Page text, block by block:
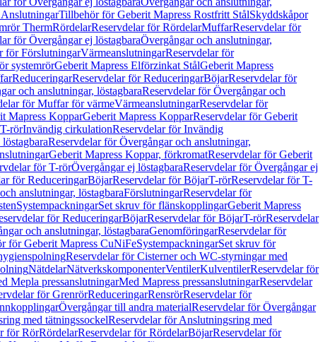
Tillbehör för Geberit Mapress Rostfritt StålSkyddskåpor
ThermRördelarReservdelar för RördelarMuffarReservdelar för
för Övergångar ej löstagbaraÖvergångar och anslutningar,
för FörslutningarVärmeanslutningarReservdelar för
systemrörGeberit Mapress Elförzinkat StålGeberit Mapress
ReduceringarReservdelar för ReduceringarBöjarReservdelar för
och anslutningar, löstagbaraReservdelar för Övergångar och
för Muffar för värmeVärmeanslutningarReservdelar för
Mapress KopparGeberit Mapress KopparReservdelar för Geberit
rörInvändig cirkulationReservdelar för Invändig
Reservdelar för Övergångar och anslutningar,
Geberit Mapress Koppar, förkromatReservdelar för Geberit
för T-rörÖvergångar ej löstagbaraReservdelar för Övergångar ej
för ReduceringarBöjarReservdelar för BöjarT-rörReservdelar för T-
anslutningar, löstagbaraFörslutningarReservdelar för
SystempackningarSet skruv för flänskopplingarGeberit Mapress
för ReduceringarBöjarReservdelar för BöjarT-rörReservdelar
och anslutningar, löstagbaraGenomföringarReservdelar för
för Geberit Mapress CuNiFeSystempackningarSet skruv för
Reservdelar för Cisterner och WC-styrningar med
NätdelarNätverkskomponenterVentilerKulventilerReservdelar för
Mepla pressanslutningarMed Mapress pressanslutningarReservdelar
för GrenrörReduceringarRensrörReservdelar för
Övergångar till andra materialReservdelar för Övergångar
med tätningssockelReservdelar för Anslutningsring med
för RörRördelarReservdelar för RördelarBöjarReservdelar för